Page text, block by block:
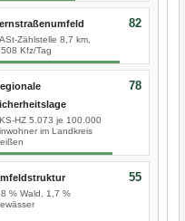
Zählstelle 8,7 km,
Kfz/Tag
82
HZ 5.073 je 100.000
im Landkreis
78
% Wald, 1,7 %
55